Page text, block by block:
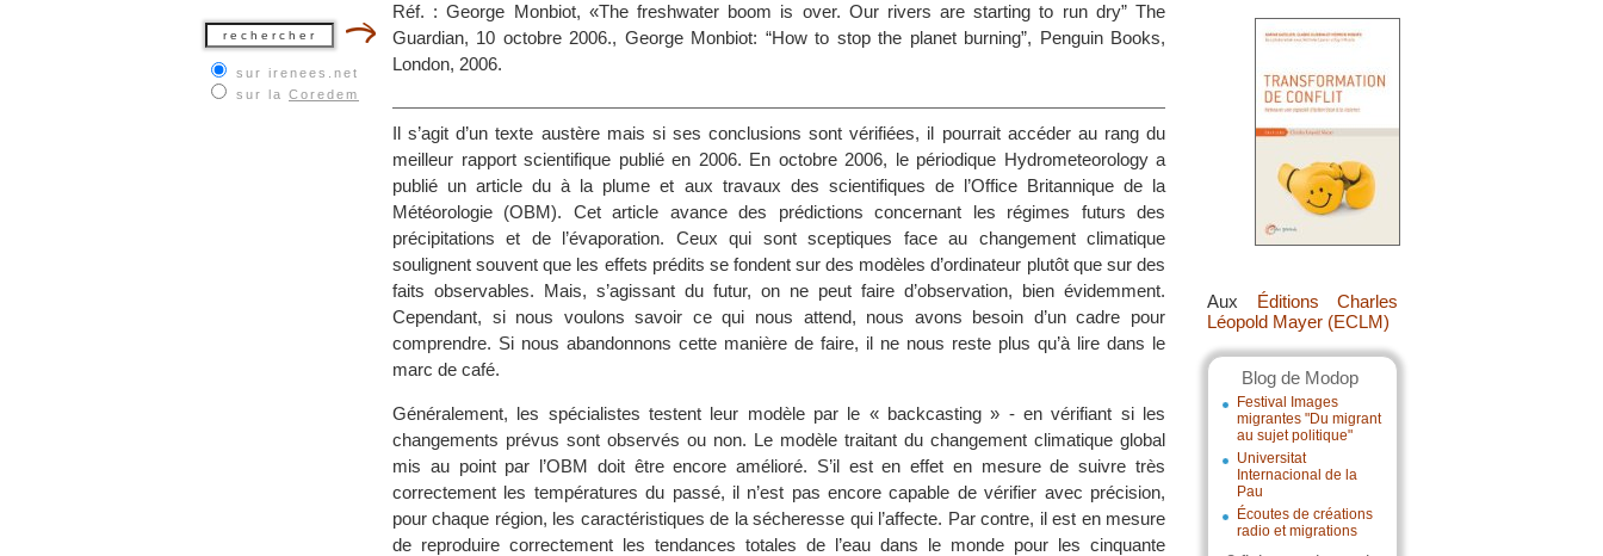
sur irenees.net
sur la Coredem
Aux Éditions Charles
Léopold Mayer (ECLM)
Blog de Modop
Festival Images
migrantes "Du migrant
au sujet politique"
Universitat
Internacional de la
Pau
Écoutes de créations
radio et migrations
Réf. : George Monbiot, «The freshwater boom is over. Our rivers are starting to run dry” The
Guardian, 10 octobre 2006., George Monbiot: “How to stop the planet burning”, Penguin Books,
London, 2006.
Il s’agit d’un texte austère mais si ses conclusions sont vérifiées, il pourrait accéder au rang du
meilleur rapport scientifique publié en 2006. En octobre 2006, le périodique Hydrometeorology a
publié un article du à la plume et aux travaux des scientifiques de l’Office Britannique de la
Météorologie (OBM). Cet article avance des prédictions concernant les régimes futurs des
précipitations et de l’évaporation. Ceux qui sont sceptiques face au changement climatique
soulignent souvent que les effets prédits se fondent sur des modèles d’ordinateur plutôt que sur des
faits observables. Mais, s’agissant du futur, on ne peut faire d’observation, bien évidemment.
Cependant, si nous voulons savoir ce qui nous attend, nous avons besoin d’un cadre pour
comprendre. Si nous abandonnons cette manière de faire, il ne nous reste plus qu’à lire dans le
marc de café.
Généralement, les spécialistes testent leur modèle par le « backcasting » - en vérifiant si les
changements prévus sont observés ou non. Le modèle traitant du changement climatique global
mis au point par l’OBM doit être encore amélioré. S’il est en effet en mesure de suivre très
correctement les températures du passé, il n’est pas encore capable de vérifier avec précision,
pour chaque région, les caractéristiques de la sécheresse qui l’affecte. Par contre, il est en mesure
de reproduire correctement les tendances totales de l’eau dans le monde pour les cinquante